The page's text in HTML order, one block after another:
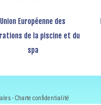
Union Européenne des
de la piscine et du
spa
-Charte confidentialité